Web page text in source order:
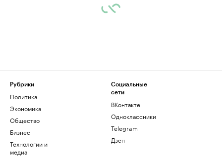
Рубрики
Политика
Экономика
Общество
Бизнес
Технологии и
медиа
Социальные
сети
ВКонтакте
Одноклассники
Telegram
Дзен